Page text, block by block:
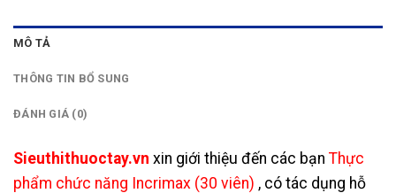
MÔ TẢ
THÔNG TIN BỔ SUNG
ĐÁNH GIÁ (0)
Sieuthithuoctay.vn xin giới thiệu đến các bạn Thực
phẩm chức năng Incrimax (30 viên) , có tác dụng hỗ